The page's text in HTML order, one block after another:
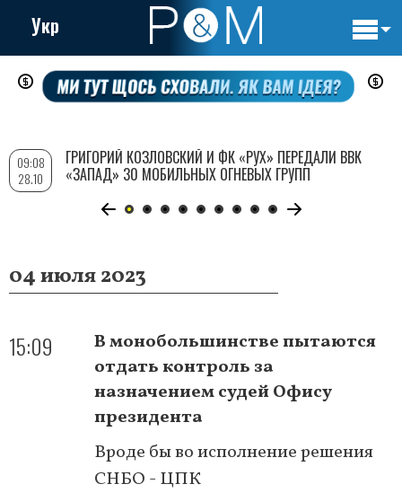
Перейти
содержанию
Укр
04 июля 2023
15:09
В монобольшинстве пытаются
отдать контроль за
назначением судей Офису
президента
Вроде бы во исполнение решения
СНБО - ЦПК
09:08
28.10
ГРИГОРИЙ КОЗЛОВСКИЙ И ФК «РУХ» ПЕРЕДАЛИ ВВК
«ЗАПАД» 30 МОБИЛЬНЫХ ОГНЕВЫХ ГРУПП